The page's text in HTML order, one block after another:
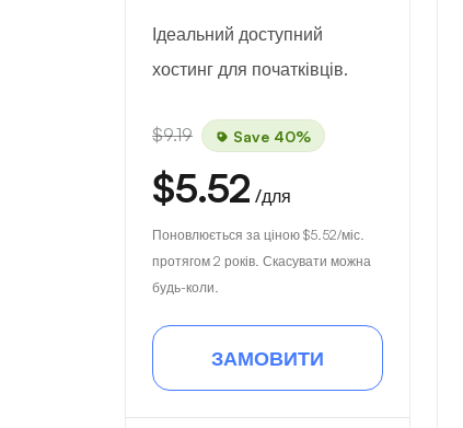
Ідеальний доступний
хостинг для початківців.
$9.19 Save 40%
$5.52 /для
Поновлюється за ціною $5.52/міс.
протягом 2 років. Скасувати можна
будь-коли.
ЗАМОВИТИ